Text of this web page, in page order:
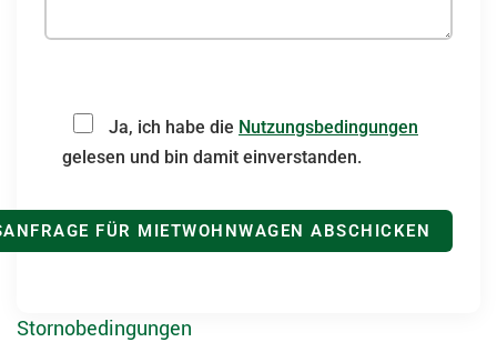
Ja, ich habe die Nutzungsbedingungen
gelesen und bin damit einverstanden.
Stornobedingungen